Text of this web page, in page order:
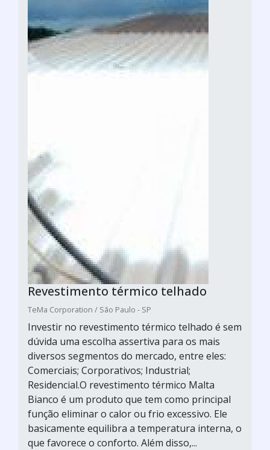
Revestimento térmico telhado
TeMa Corporation / São Paulo - SP
Investir no revestimento térmico telhado é sem
dúvida uma escolha assertiva para os mais
diversos segmentos do mercado, entre eles:
Comerciais; Corporativos; Industrial;
Residencial.O revestimento térmico Malta
Bianco é um produto que tem como principal
função eliminar o calor ou frio excessivo. Ele
basicamente equilibra a temperatura interna, o
que favorece o conforto. Além disso,...